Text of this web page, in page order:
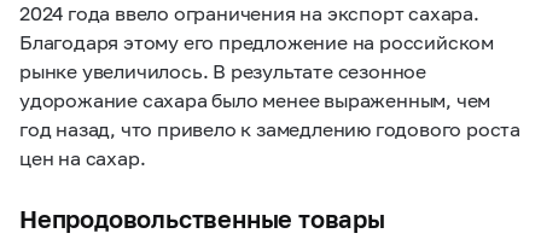
2024 года ввело ограничения на экспорт сахара.
Благодаря этому его предложение на российском
рынке увеличилось. В результате сезонное
удорожание сахара было менее выраженным, чем
год назад, что привело к замедлению годового роста
цен на сахар.
Непродовольственные товары